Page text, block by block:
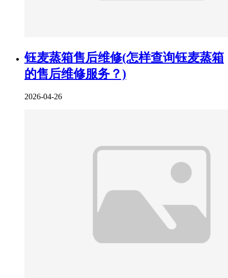
钰麦蒸箱售后维修(怎样查询钰麦蒸箱
的售后维修服务？)
2026-04-26